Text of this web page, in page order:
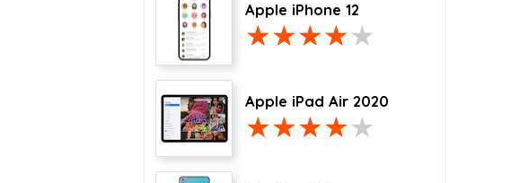
Apple iPhone 12
Apple iPad Air 2020